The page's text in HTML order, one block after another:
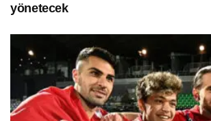
yönetecek